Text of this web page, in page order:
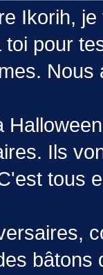
Ikorih,
toi pour
Ils
tous
bâtons